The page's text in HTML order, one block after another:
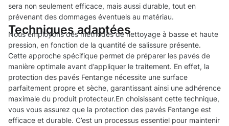
sera non seulement efficace, mais aussi durable, tout en
prévenant des dommages éventuels au matériau.
Techniques adaptées
Nous employons des méthodes de nettoyage à basse et haute
pression, en fonction de la quantité de salissure présente.
Cette approche spécifique permet de préparer les pavés de
manière optimale avant d’appliquer le traitement. En effet, la
protection des pavés Fentange nécessite une surface
parfaitement propre et sèche, garantissant ainsi une adhérence
maximale du produit protecteur.En choisissant cette technique,
vous vous assurez que la protection des pavés Fentange est
efficace et durable. C’est un processus essentiel pour maintenir